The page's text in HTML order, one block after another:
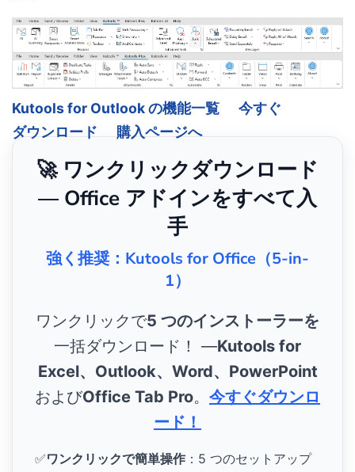
Kutools for Outlook の機能一覧
今すぐ
ダウンロード
購入ページへ
🚀 ワンクリックダウンロード
— Office アドインをすべて入
手
強く推奨：Kutools for Office（5-in-
1）
ワンクリックで5 つのインストーラーを
一括ダウンロード！ ―Kutools for
Excel、Outlook、Word、PowerPoint
およびOffice Tab Pro。 今すぐダウンロ
ード！
✅ワンクリックで簡単操作 ：5 つのセットアップ